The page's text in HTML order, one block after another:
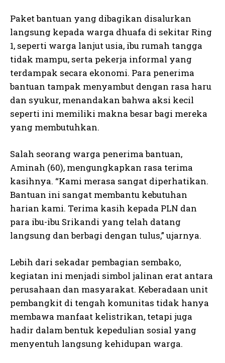
Paket bantuan yang dibagikan disalurkan
langsung kepada warga dhuafa di sekitar Ring
1, seperti warga lanjut usia, ibu rumah tangga
tidak mampu, serta pekerja informal yang
terdampak secara ekonomi. Para penerima
bantuan tampak menyambut dengan rasa haru
dan syukur, menandakan bahwa aksi kecil
seperti ini memiliki makna besar bagi mereka
yang membutuhkan.
Salah seorang warga penerima bantuan,
Aminah (60), mengungkapkan rasa terima
kasihnya. “Kami merasa sangat diperhatikan.
Bantuan ini sangat membantu kebutuhan
harian kami. Terima kasih kepada PLN dan
para ibu-ibu Srikandi yang telah datang
langsung dan berbagi dengan tulus,” ujarnya.
Lebih dari sekadar pembagian sembako,
kegiatan ini menjadi simbol jalinan erat antara
perusahaan dan masyarakat. Keberadaan unit
pembangkit di tengah komunitas tidak hanya
membawa manfaat kelistrikan, tetapi juga
hadir dalam bentuk kepedulian sosial yang
menyentuh langsung kehidupan warga.